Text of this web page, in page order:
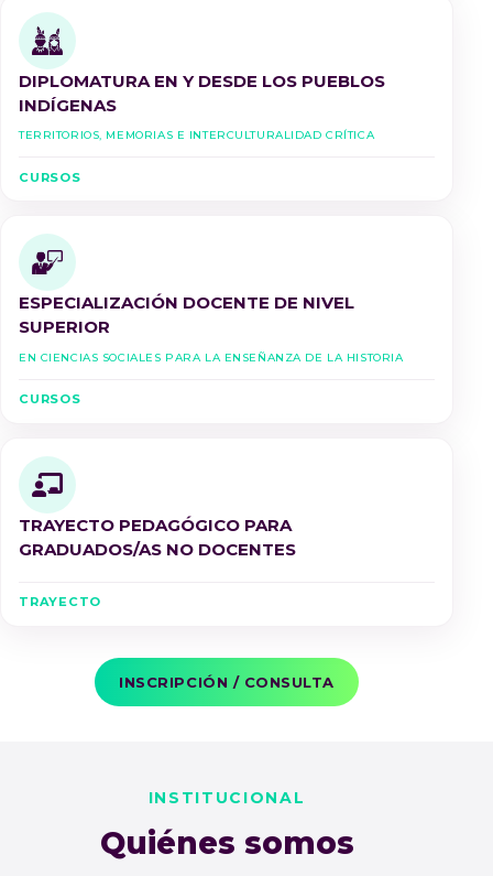
DIPLOMATURA EN Y DESDE LOS PUEBLOS
INDÍGENAS
Territorios, Memorias e Interculturalidad Crítica
CURSOS
ESPECIALIZACIÓN DOCENTE DE NIVEL
SUPERIOR
en Ciencias Sociales para la Enseñanza de la Historia
CURSOS
TRAYECTO PEDAGÓGICO PARA
GRADUADOS/AS NO DOCENTES
TRAYECTO
INSCRIPCIÓN / CONSULTA
INSTITUCIONAL
Quiénes somos